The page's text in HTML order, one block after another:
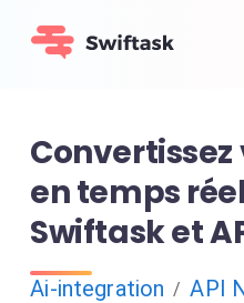
Convertissez
en temps
Swiftask et
Ai-integration / API